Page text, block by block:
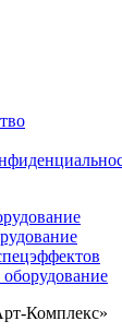
Комплекс»